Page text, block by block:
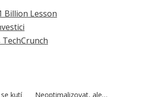
Billion Lesson
kutí
Neoptimalizovat, ale…